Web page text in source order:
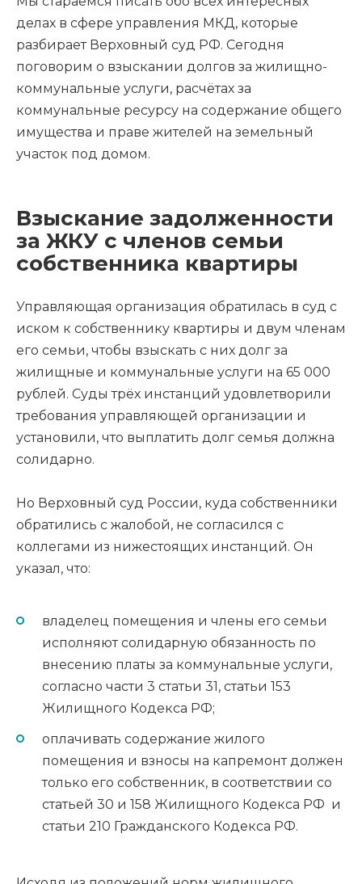
делах в сфере управления МКД, которые
разбирает Верховный суд РФ. Сегодня
поговорим о взыскании долгов за жилищно-
коммунальные услуги, расчётах за
коммунальные ресурсу на содержание общего
имущества и праве жителей на земельный
участок под домом.
Взыскание задолженности
за ЖКУ с членов семьи
собственника квартиры
Управляющая организация обратилась в суд с
иском к собственнику квартиры и двум членам
его семьи, чтобы взыскать с них долг за
жилищные и коммунальные услуги на 65 000
рублей. Суды трёх инстанций удовлетворили
требования управляющей организации и
установили, что выплатить долг семья должна
солидарно.
Но Верховный суд России, куда собственники
обратились с жалобой, не согласился с
коллегами из нижестоящих инстанций. Он
указал, что:
владелец помещения и члены его семьи
исполняют солидарную обязанность по
внесению платы за коммунальные услуги,
согласно части 3 статьи 31, статьи 153
Жилищного Кодекса РФ;
оплачивать содержание жилого
помещения и взносы на капремонт должен
только его собственник, в соответствии со
статьей 30 и 158 Жилищного Кодекса РФ и
статьи 210 Гражданского Кодекса РФ.